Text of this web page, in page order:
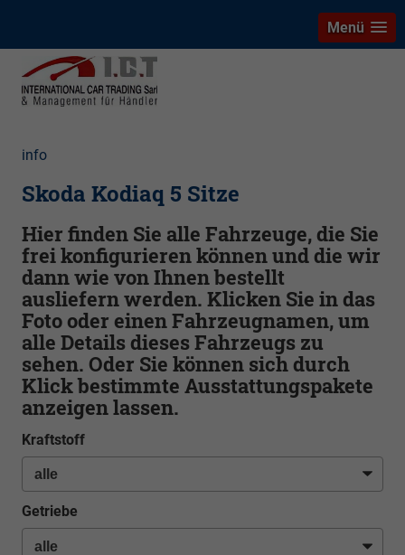
Menü
info
Skoda Kodiaq 5 Sitze
Hier finden Sie alle Fahrzeuge, die Sie
frei konfigurieren können und die wir
dann wie von Ihnen bestellt
ausliefern werden. Klicken Sie in das
Foto oder einen Fahrzeugnamen, um
alle Details dieses Fahrzeugs zu
sehen. Oder Sie können sich durch
Klick bestimmte Ausstattungspakete
anzeigen lassen.
Kraftstoff
Getriebe